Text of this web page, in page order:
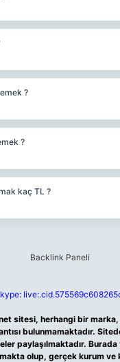
?
?
kaç TL ?
sitesi, herhangi bir marka,
bulunmamaktadır.
paylaşılmaktadır.
olup, gerçek kurum ve